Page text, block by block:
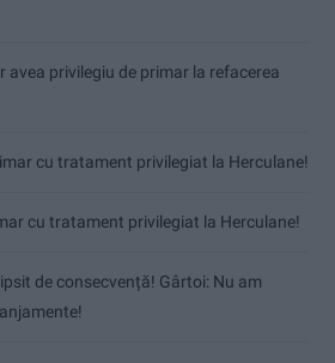
avea privilegiu de primar la refacerea
cu tratament privilegiat la Herculane!
cu tratament privilegiat la Herculane!
de consecvență! Gârtoi: Nu am